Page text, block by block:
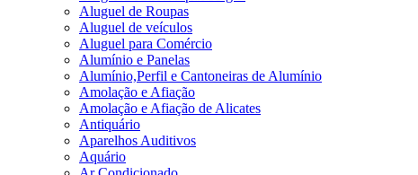
Aluguel de Roupas
Aluguel de veículos
Aluguel para Comércio
Alumínio e Panelas
Alumínio,Perfil e Cantoneiras de Alumínio
Amolação e Afiação
Amolação e Afiação de Alicates
Antiquário
Aparelhos Auditivos
Aquário